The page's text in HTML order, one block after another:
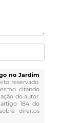
no Jardim
reservado.
citando
do autor.
184 do
direitos